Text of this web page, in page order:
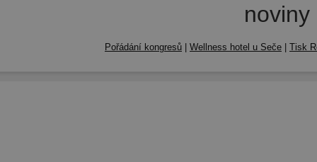
Pořádání kongresů | Wellness hotel u Seče | Tisk